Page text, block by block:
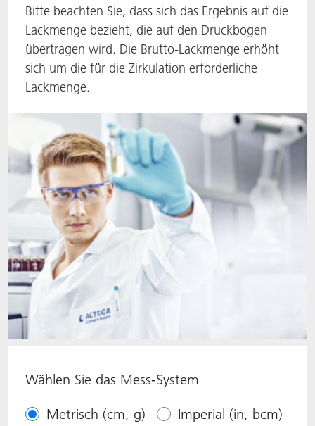
Bitte beachten Sie, dass sich das Ergebnis auf die
Lackmenge bezieht, die auf den Druckbogen
übertragen wird. Die Brutto-Lackmenge erhöht
sich um die für die Zirkulation erforderliche
Lackmenge.
Wählen Sie das Mess-System
Metrisch (cm, g) Imperial (in, bcm)
ACTNext
BlisterKote
FoodClass
MotionCoat
PakSafe
PROVALIN
WESSCO
Let's ACT
FAQ
ACTEGA Rhenacoat
ACTEGA Schmid Rhyner